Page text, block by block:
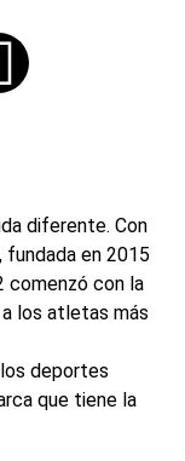
diferente. Con
en 2015
comenzó con la
los atletas más
deportes
que tiene la